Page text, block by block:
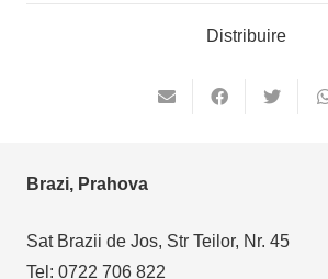
Distribuire
Brazi, Prahova
Sat Brazii de Jos, Str Teilor, Nr. 45
Tel: 0722 706 822